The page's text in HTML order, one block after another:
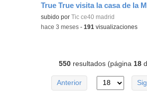
subido por Tic ce40 madrid
-hace 3 meses -191 visualizaciones
550 resultados (página 18
Anterior